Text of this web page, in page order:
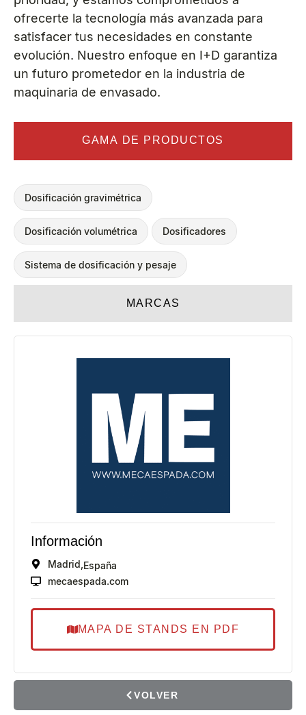
ofrecerte la tecnología más avanzada para
satisfacer tus necesidades en constante
evolución. Nuestro enfoque en I+D garantiza
un futuro prometedor en la industria de
maquinaria de envasado.
GAMA DE PRODUCTOS
MARCAS
Dosificación gravimétrica
Dosificación volumétrica Dosificadores
Sistema de dosificación y pesaje
Información
Madrid, España
mecaespada.com
MAPA DE STANDS EN PDF
VOLVER